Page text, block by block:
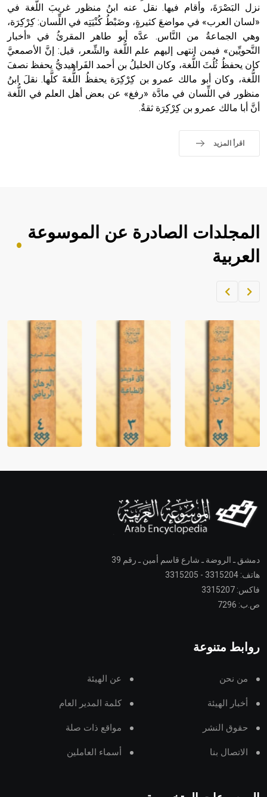
- هل تعلم أن أبجر Abgar اسم معروف جيداً يعود إلى عدد من
الملوك الذين حكموا مدينة إديسا (الرها) من أبجر الأول وحتى
التاسع، وهم ينتسبون إلى أسرة أوسروين
- هل تعلم أن الأبجدية الكنعانية تتألف من /22/ علامة كتابية
sign تكتب منفصلة غير متصلة، وتعتمد المبدأ الأكوروفوني،
نزل البَصْرَةَ، وأقام فيها. نقل عنه ابنُ منظور غريبَ اللُّغة في
«لسان العرب» في مواضعَ كثيرةٍ، وضَبْطُ كُنْيَتِه في اللِّسان: كِرْكِرَة،
وهي الجماعةُ من النَّاس. عدَّه أبو طاهر المقرئُ في «أخبار
النَّحويِّين» فيمن انتهى إليهم علم اللُّغة والشِّعر، قيل: إنَّ الأصمعيَّ
كان يحفظُ ثُلُثَ اللُّغة، وكان الخليلُ بن أحمد الفَراهيديُّ يحفظ نصفَ
اللُّغة، وكان أبو مالك عمرو بن كِرْكِرَة يحفظُ اللُّغةَ كلَّها. نقلَ ابنُ
منظور في اللِّسان في مادَّة «رفغ» عن بعض أهل العلم في اللُّغة
أنَّ أبا مالك عمرو بن كِرْكِرَة ثقةٌ.
اقرأ المزيد
المجلدات الصادرة عن الموسوعة
العربية
دمشق ـ الروضة ـ شارع قاسم أمين ـ رقم 39
هاتف: 3315204 - 3315205
فاكس: 3315207
ص.ب: 7296
روابط متنوعة
من نحن عن الهيئة
أخبار الهيئة كلمة المدير العام
حقوق النشر مواقع ذات صلة
الاتصال بنا أسماء العاملين